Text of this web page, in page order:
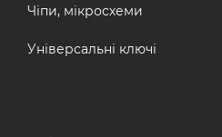
Чіпи, мікросхеми
Універсальні ключі